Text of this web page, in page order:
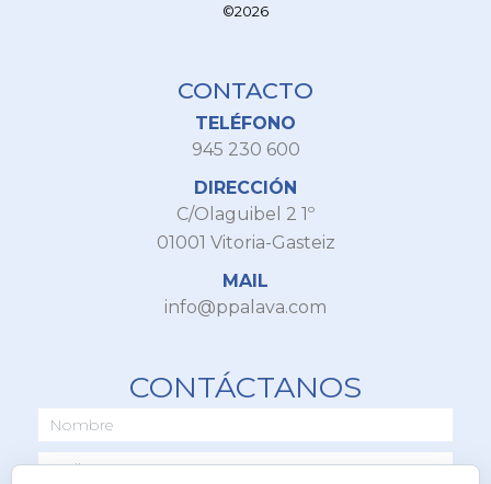
©2026
CONTACTO
TELÉFONO
945 230 600
DIRECCIÓN
C/Olaguibel 2 1º
01001 Vitoria-Gasteiz
MAIL
info@ppalava.com
CONTÁCTANOS